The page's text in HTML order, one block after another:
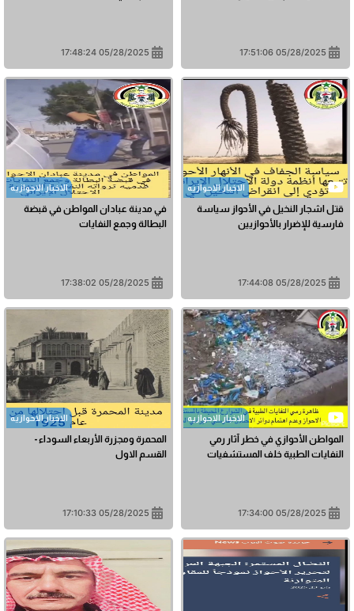
05/28/2025 17:51:06
05/28/2025 17:48:24
الاخبار الاحوازیه
قتل اشجار النخيل في الأحواز سياسة
فارسية للإضرار بالأحوازيين
05/28/2025 17:44:08
الاخبار الاحوازیه
في مدينة عبادان المواطن في قبضة
البطالة وجمع النفايات
05/28/2025 17:38:02
الاخبار الاحوازیه
المواطن الأحوازي في خطر آثار رمي
النفايات الطبية خلف المستشفيات
05/28/2025 17:34:00
الاخبار الاحوازیه
المحمرة ومجزرة الأربعاء السوداء -
القسم الاول
05/28/2025 17:10:33